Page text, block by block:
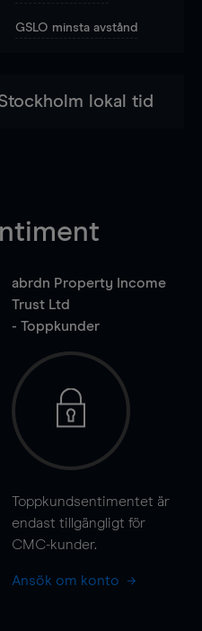
GSLO minsta avstånd
lokal tid
abrdn Property Income
Trust Ltd
- Toppkunder
Toppkundsentimentet är
endast tillgängligt för
CMC-kunder.
Ansök om konto